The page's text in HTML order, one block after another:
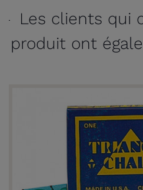
Les clients qui
produit ont